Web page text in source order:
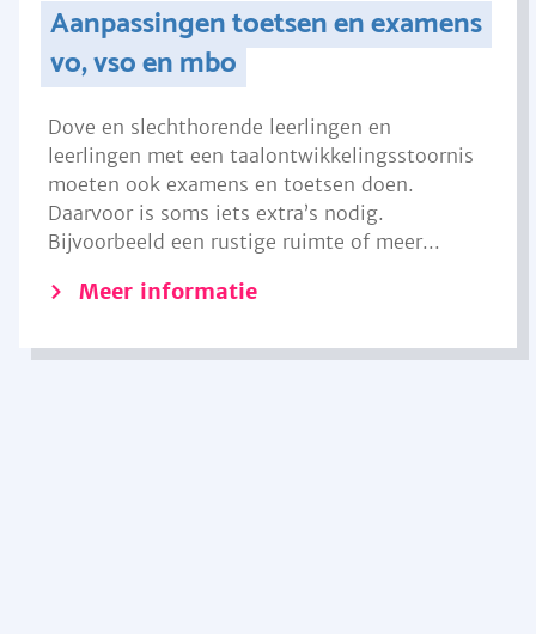
Aanpassingen toetsen en examens
vo, vso en mbo
Dove en slechthorende leerlingen en
leerlingen met een taalontwikkelingsstoornis
moeten ook examens en toetsen doen.
Daarvoor is soms iets extra’s nodig.
Bijvoorbeeld een rustige ruimte of meer...
Meer informatie